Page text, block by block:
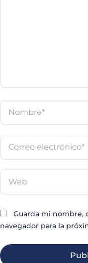
Nombre*
Correo
electrónico*
Web
Guarda mi nombre,
navegador para la